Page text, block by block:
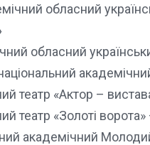
обласний
обласний
театр «Актор –
театр «Золоті
академічний